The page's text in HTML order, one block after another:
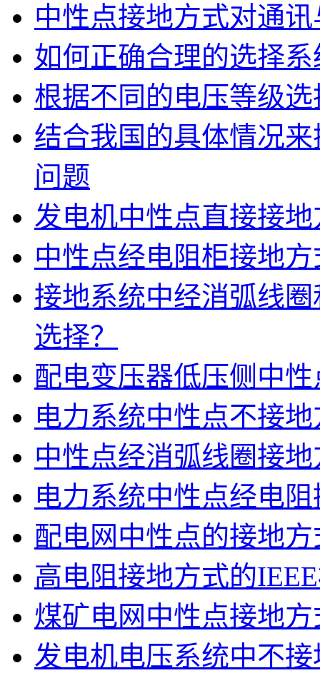
中性点接地方式对通
如何正确合理的选择
根据不同的电压等级
结合我国的具体情况
问题
发电机中性点直接接
中性点经电阻柜接地
接地系统中经消弧线
选择？
配电变压器低压侧中
电力系统中性点不接
中性点经消弧线圈接
电力系统中性点经电
配电网中性点的接地
高电阻接地方式的
煤矿电网中性点接地
发电机电压系统中不